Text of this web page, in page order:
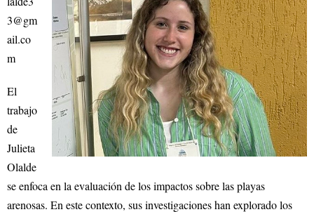
3@gm
ail.co
m
El
trabajo
de
Julieta
Olalde
se enfoca en la evaluación de los impactos sobre las playas
arenosas. En este contexto, sus investigaciones han explorado los